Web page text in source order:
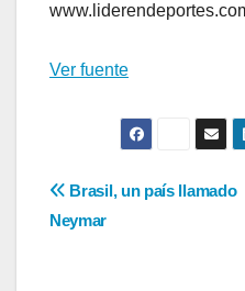
Ver fuente
Navegación
de
Brasil, un país llamado
Neymar